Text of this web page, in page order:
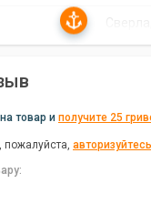
удобством и
и нескользящая ручка
для
идеальный выбор
универсальность
инструментом в
товар и получите 25
пожалуйста,